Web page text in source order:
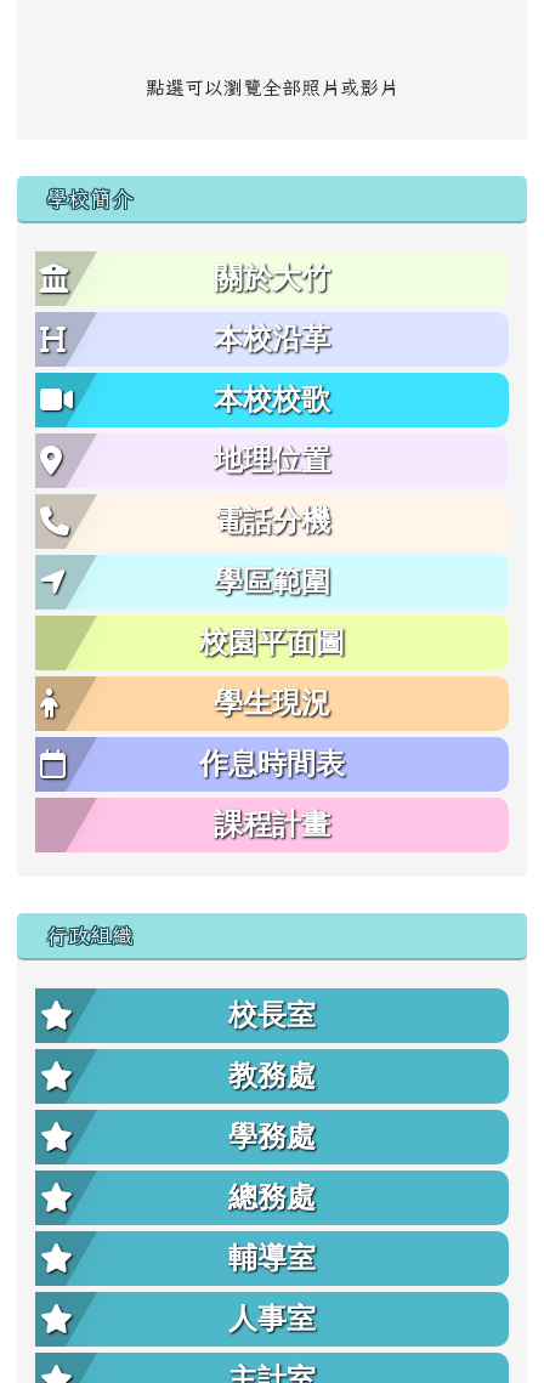
點選可以瀏覽全部照片或影片
學校簡介
關於大竹
本校沿革
本校校歌
地理位置
電話分機
學區範圍
校園平面圖
學生現況
作息時間表
課程計畫
行政組織
校長室
教務處
學務處
總務處
輔導室
人事室